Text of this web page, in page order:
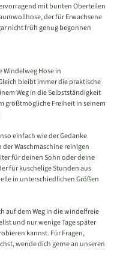
mit bunten Oberteilen
der für Erwachsene
nicht früh genug begonnen
Hose in
bleibt immer die praktische
Weg in die Selbstständigkeit
größtmögliche Freiheit in seinem
einfach wie der Gedanke
Waschmaschine reinigen
für deinen Sohn oder deine
für kuschelige Stunden aus
in unterschiedlichen Größen
auf dem Weg in die windelfreie
und nur wenige Tage später
kannst. Für Fragen,
wende dich gerne an unseren